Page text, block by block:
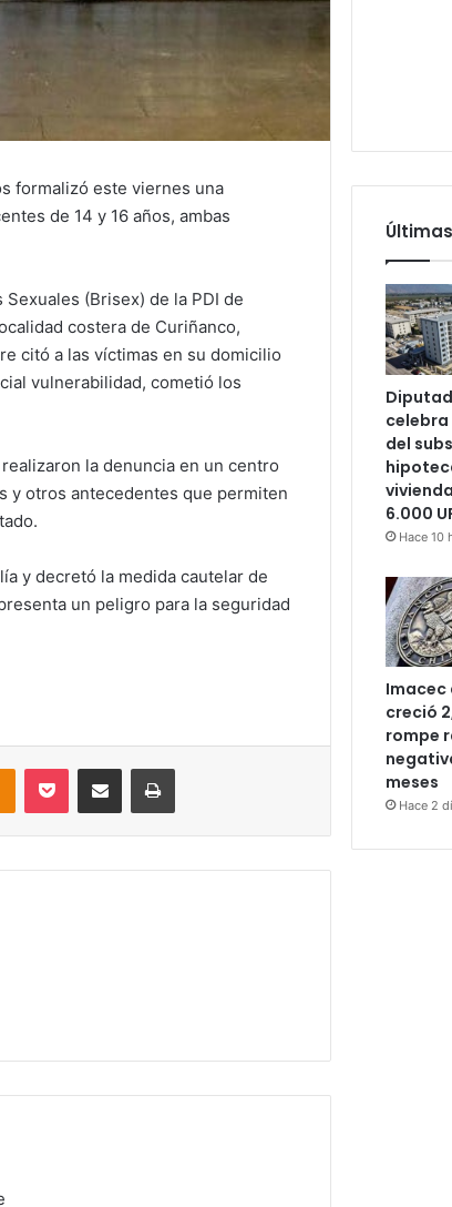
formalizó este viernes una
de 14 y 16 años, ambas
(Brisex) de la PDI de
costera de Curiñanco,
citó a las víctimas en su domicilio
vulnerabilidad, cometió los
la denuncia en un centro
y otros antecedentes que permiten
y decretó la medida cautelar de
un peligro para la seguridad
Odnoklassniki
Pocket Compartir por correo electrónicoImprimir
del
6.000
Hace 10
Imacec
creció
rompe
meses
Hace 2